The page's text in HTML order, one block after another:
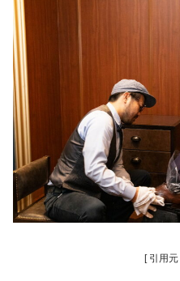
[ 引用元